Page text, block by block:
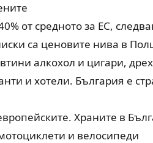
от средното за ЕС,
са ценовите нива в
алкохол и цигари,
и хотели. България е
Храните в
и велосипеди